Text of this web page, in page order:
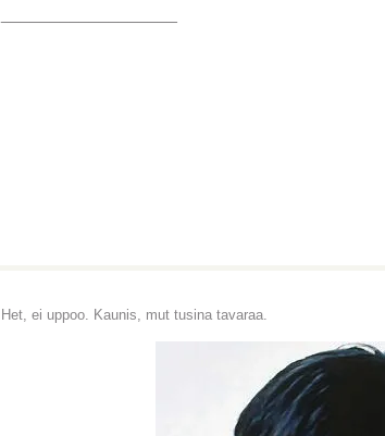
Het, ei uppoo. Kaunis, mut tusina tavaraa.